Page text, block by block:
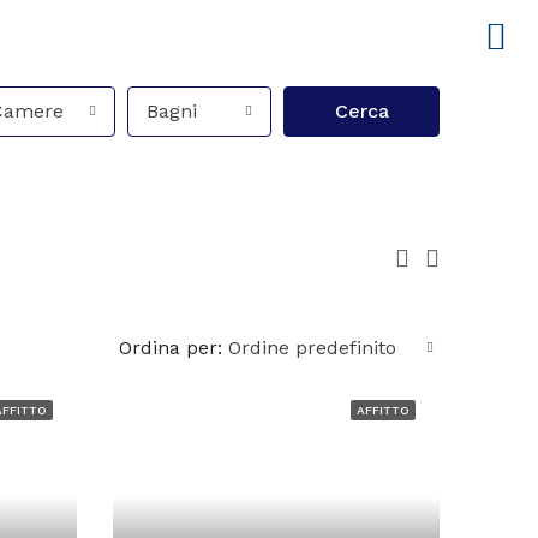
Bagni Cerca
Ordina per: Ordine predefinito
AFFITTO